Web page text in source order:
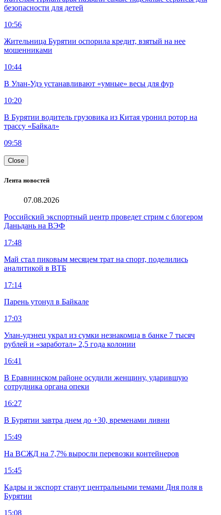
безопасности для детей
10:56
Жительница Бурятии оспорила кредит, взятый на нее
мошенниками
10:44
В Улан-Удэ устанавливают «умные» весы для фур
10:20
В Бурятии водитель грузовика из Китая уронил ротор на
трассу «Байкал»
09:58
Close
Лента новостей
07.08.2026
Российский экспортный центр проведет стрим с блогером
Даньдань на ВЭФ
17:48
Май стал пиковым месяцем трат на спорт, поделились
аналитикой в ВТБ
17:14
Парень утонул в Байкале
17:03
Улан-удэнец украл из сумки незнакомца в банке 7 тысяч
рублей и «заработал» 2,5 года колонии
16:41
В Еравнинском районе осудили женщину, ударившую
сотрудника органа опеки
16:27
В Бурятии завтра днем до +30, временами ливни
15:49
На ВСЖД на 7,7% выросли перевозки контейнеров
15:45
Кадры и экспорт станут центральными темами Дня поля в
Бурятии
15:08